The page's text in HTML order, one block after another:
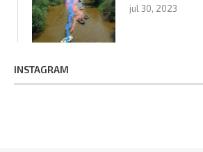
jul 30, 2023
INSTAGRAM